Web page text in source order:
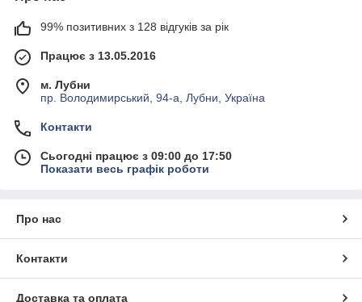
99% позитивних з 128 відгуків за рік
Працює з 13.05.2016
м. Лубни
пр. Володимирський, 94-а, Лубни, Україна
Контакти
Сьогодні працює з 09:00 до 17:50
Показати весь графік роботи
Про нас
Контакти
Доставка та оплата